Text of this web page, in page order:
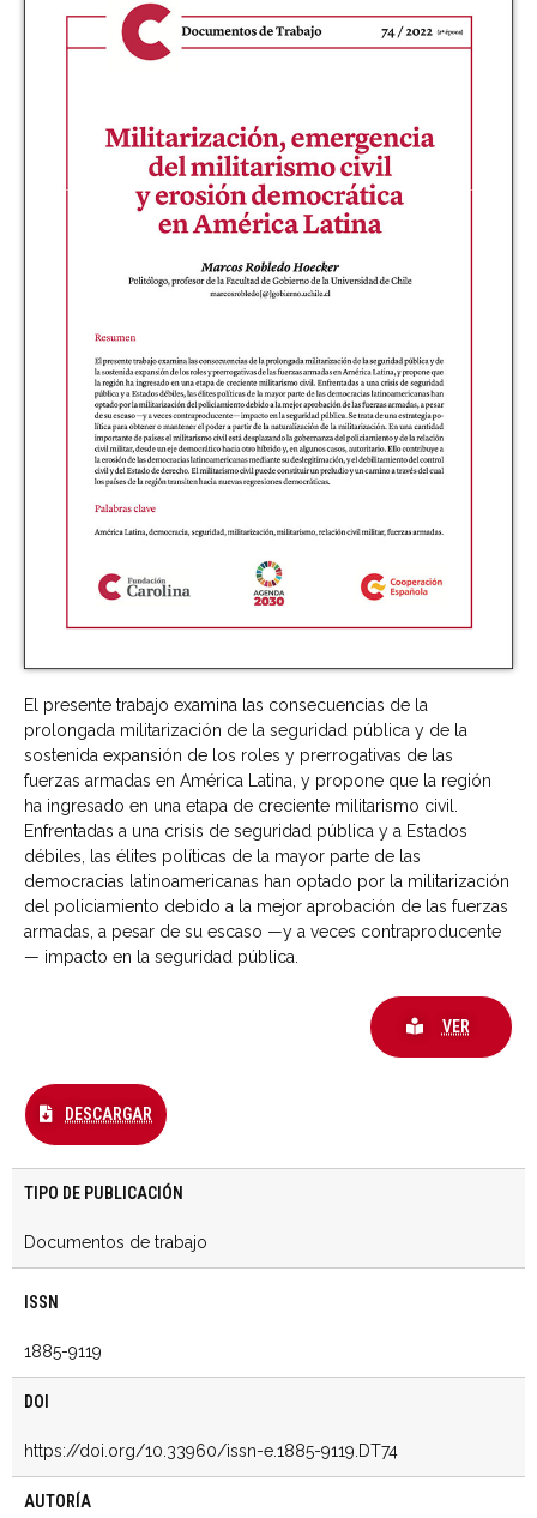
El presente trabajo examina las consecuencias de la
prolongada militarización de la seguridad pública y de la
sostenida expansión de los roles y prerrogativas de las
fuerzas armadas en América Latina, y propone que la región
ha ingresado en una etapa de creciente militarismo civil.
Enfrentadas a una crisis de seguridad pública y a Estados
débiles, las élites políticas de la mayor parte de las
democracias latinoamericanas han optado por la militarización
del policiamiento debido a la mejor aprobación de las fuerzas
armadas, a pesar de su escaso —y a veces contraproducente
— impacto en la seguridad pública.
VER
DESCARGAR
TIPO DE PUBLICACIÓN
Documentos de trabajo
ISSN
1885-9119
DOI
https://doi.org/10.33960/issn-e.1885-9119.DT74
AUTORÍA